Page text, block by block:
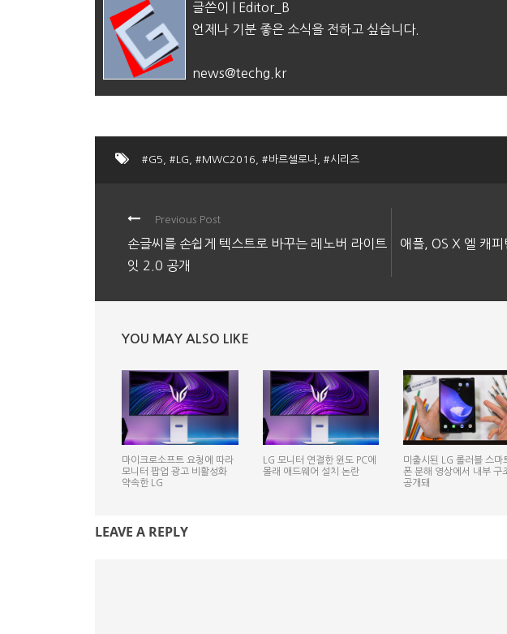
글쓴이 | Editor_B
언제나 기분 좋은 소식을 전하고 싶습니다.
news@techg.kr
#G5 #LG #MWC2016 #바르셀로나 #시리즈
Previous Post
손글씨를 손쉽게 텍스트로 바꾸는 레노버 라이트
잇 2.0 공개
애플, OS X 엘 캐
YOU MAY ALSO LIKE
마이크로소프트 요청에 따라
모니터 팝업 광고 비활성화
약속한 LG
LG 모니터 연결한 윈도 PC에
몰래 애드웨어 설치 논란
미출시된 LG 롤러블 스마
폰 분해 영상에서 내부 구
공개돼
LEAVE A REPLY